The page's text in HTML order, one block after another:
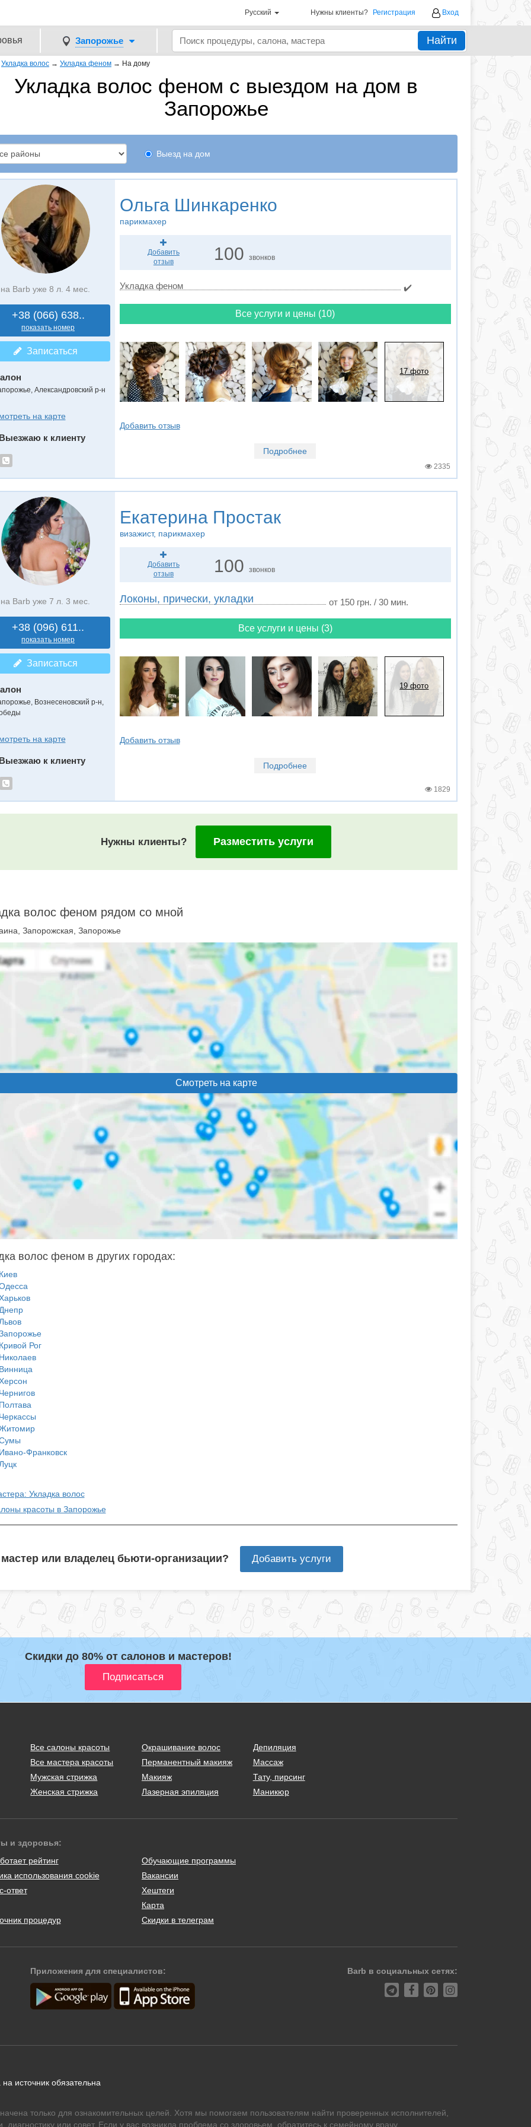
Русский Нужны клиенты? Регистрация Вход
Запорожье Найти
Укладка волос → Укладка феном → На дому
Укладка волос феном с выездом на дом в
Запорожье
Выезд на дом
на Barb уже 8 л. 4 мес.
+38 (066) 638..
показать номер
Записаться
Александровский р-н
на карте
к клиенту
Ольга Шинкаренко
парикмахер
Добавить
отзыв
100звонков
Укладка феном ✔️
Все услуги и цены (10)
17 фото
Добавить отзыв
Подробнее
2335
на Barb уже 7 л. 3 мес.
+38 (096) 611..
показать номер
Записаться
Вознесеновский р-н,
на карте
к клиенту
Екатерина Простак
визажист, парикмахер
Добавить
отзыв
100звонков
Локоны, прически, укладки от 150 грн. / 30 мин.
Все услуги и цены (3)
19 фото
Добавить отзыв
Подробнее
1829
Нужны клиенты? Разместить услуги
волос феном рядом со мной
Запорожская, Запорожье
Смотреть на карте
волос феном в других городах:
Рог
Франковск
Укладка волос
красоты в Запорожье
или владелец бьюти-организации? Добавить услуги
Скидки до 80% от салонов и мастеров!
Все салоны красоты
Все мастера красоты
Мужская стрижка
Женская стрижка
Окрашивание волос
Перманентный макияж
Макияж
Лазерная эпиляция
Депиляция
Массаж
Тату, пирсинг
Маникюр
и здоровья:
рейтинг
использования cookie
ответ
процедур
Обучающие программы
Вакансии
Хештеги
Карта
Скидки в телеграм
Приложения для специалистов: Barb в социальных сетях:
источник обязательна
только для ознакомительных целей. Хотя мы помогаем пользователям найти проверенных исполнителей,
или совет. Если у вас возникла проблема со здоровьем, обратитесь к семейному врачу.